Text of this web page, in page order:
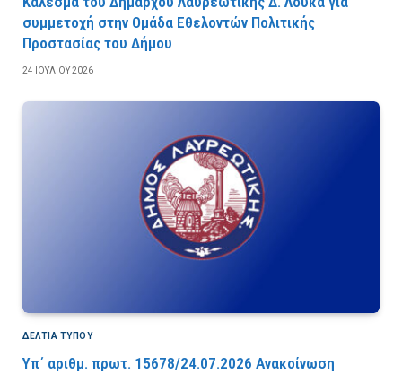
συμμετοχή στην Ομάδα Εθελοντών Πολιτικής
Προστασίας του Δήμου
24 ΙΟΥΛΊΟΥ 2026
ΔΕΛΤΙΑ ΤΥΠΟΥ
Υπ΄ αριθμ. πρωτ. 15678/24.07.2026 Ανακοίνωση